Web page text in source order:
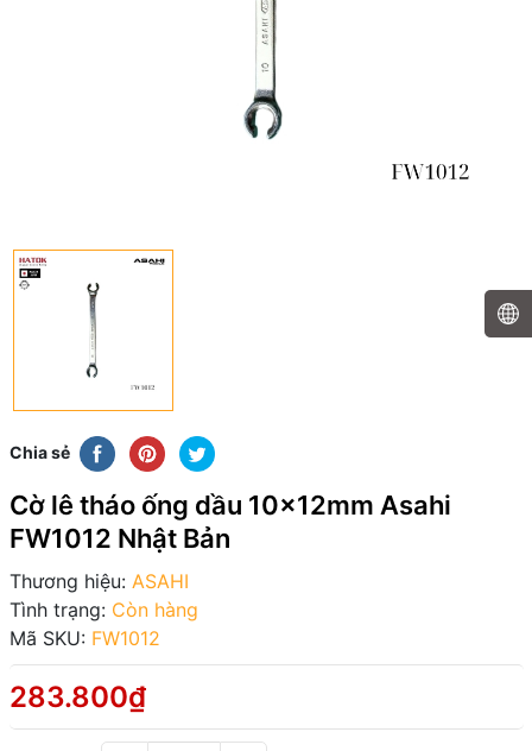
Chia sẻ
Cờ lê tháo ống dầu 10x12mm Asahi
FW1012 Nhật Bản
Thương hiệu: ASAHI
Tình trạng: Còn hàng
Mã SKU: FW1012
283.800₫